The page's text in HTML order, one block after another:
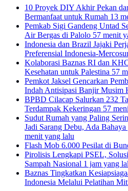
10 Proyek DIY Akhir Pekan
Bermanfaat untuk Rumah 13
Pemkab Sigi Gandeng Untad
Air Bergas di Palolo 57 menit
Indonesia dan Brazil Jajaki
Preferensial Indonesia-
Kolaborasi Baznas RI dan
Kesehatan untuk Palestina 57
Pemkot Jaksel Gencarkan
Indah Antisipasi Banjir Musim
BPBD Cilacap Salurkan 232
Terdampak Kekeringan 57
Sudut Rumah yang Paling
Jadi Sarang Debu, Ada
menit yang lalu
Flash Mob 6.000 Pesilat di
Pirolisis Lengkapi PSEL,
Sampah Nasional 1 jam yang
Baznas Tingkatkan
Indonesia Melalui Pelatihan